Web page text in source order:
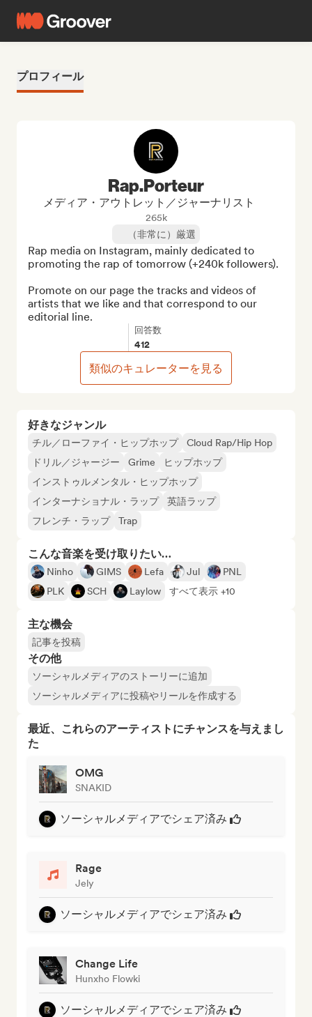
プロフィール
好きなジャンル
チル／ローファイ・ヒップホップ
Cloud Rap/Hip Hop
ドリル／ジャージー
Grime
ヒップホップ
インストゥルメンタル・ヒップホップ
インターナショナル・ラップ
英語ラップ
フレンチ・ラップ
Trap
こんな音楽を受け取りたい…
Ninho GIMS Lefa Jul
PNL
PLK
SCH Laylow すべて表示 +10
主な機会
記事を投稿
その他
ソーシャルメディアのストーリーに追加
ソーシャルメディアに投稿やリールを作成する
最近、これらのアーティストにチャンスを与えまし
た
OMG
SNAKID
ソーシャルメディアでシェア済み
Rage
Jely
ソーシャルメディアでシェア済み
Change Life
Hunxho Flowki
ソーシャルメディアでシェア済み
Rap.Porteur
メディア・アウトレット／ジャーナリスト
265k
（非常に）厳選
Rap media on Instagram, mainly dedicated to
promoting the rap of tomorrow (+240k followers).
Promote on our page the tracks and videos of
artists that we like and that correspond to our
editorial line.
回答数
412
類似のキュレーターを見る